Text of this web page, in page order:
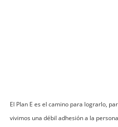
El Plan E es el camino para lograrlo,
vivimos una débil adhesión a la